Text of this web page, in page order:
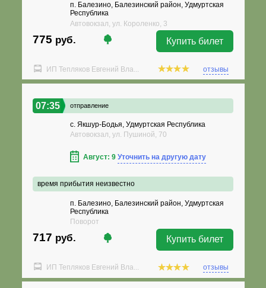
п. Балезино, Балезинский район, Удмуртская
Республика
Автовокзал, ул. Короленко, 3
775 руб. Купить билет
ИП Тепляков Евгений Вла... отзывы
07:35 отправление
с. Якшур-Бодья, Удмуртская Республика
Автовокзал, ул. Пушиной, 70
Август: 9 Уточнить на другую дату
время прибытия неизвестно
п. Балезино, Балезинский район, Удмуртская
Республика
Поворот
717 руб. Купить билет
ИП Тепляков Евгений Вла... отзывы